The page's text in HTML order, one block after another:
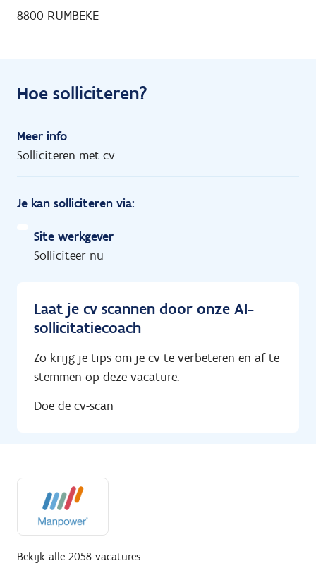
8800 RUMBEKE
Hoe solliciteren?
Meer info
Solliciteren met cv
Je kan solliciteren via:
Site werkgever
Solliciteer nu
Laat je cv scannen door onze AI-
sollicitatiecoach
Zo krijg je tips om je cv te verbeteren en af te
stemmen op deze vacature.
Doe de cv-scan
Bekijk alle 2058 vacatures